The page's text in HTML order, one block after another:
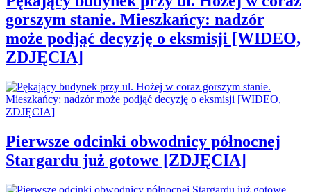
gorszym stanie. Mieszkańcy: nadzór
może podjąć decyzję o eksmisji [WIDEO,
ZDJĘCIA]
Pierwsze odcinki obwodnicy północnej
Stargardu już gotowe [ZDJĘCIA]